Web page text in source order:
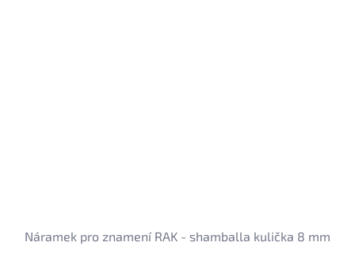
Náramek pro znamení RAK - shamballa kulička 8 mm